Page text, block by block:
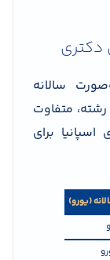
دکتری
سالانه
متفاوت
برای
(یورو)